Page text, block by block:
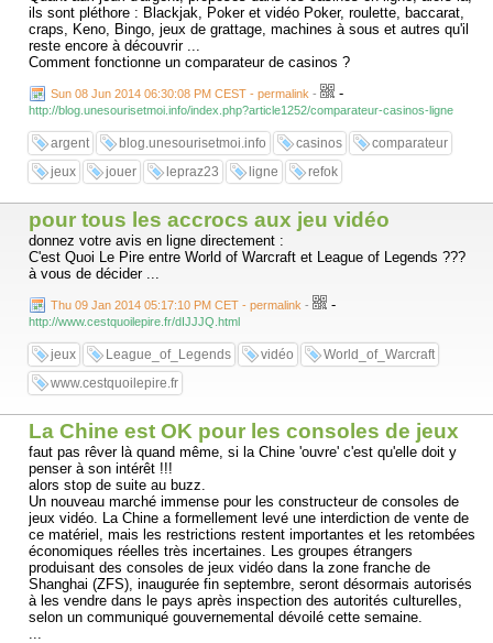
ils sont pléthore : Blackjak, Poker et vidéo Poker, roulette, baccarat,
craps, Keno, Bingo, jeux de grattage, machines à sous et autres qu'il
reste encore à découvrir ...
Comment fonctionne un comparateur de casinos ?
Sun 08 Jun 2014 06:30:08 PM CEST - permalink - -
http://blog.unesourisetmoi.info/index.php?article1252/comparateur-casinos-ligne
argent blog.unesourisetmoi.info casinos
comparateur
jeux
jouer lepraz23 ligne refok
pour tous les accrocs aux jeu vidéo
donnez votre avis en ligne directement :
C'est Quoi Le Pire entre World of Warcraft et League of Legends ???
à vous de décider ...
Thu 09 Jan 2014 05:17:10 PM CET - permalink - -
http://www.cestquoilepire.fr/dIJJJQ.html
jeux League_of_Legends vidéo
World_of_Warcraft
www.cestquoilepire.fr
La Chine est OK pour les consoles de jeux
faut pas rêver là quand même, si la Chine 'ouvre' c'est qu'elle doit y
penser à son intérêt !!!
alors stop de suite au buzz.
Un nouveau marché immense pour les constructeur de consoles de
jeux vidéo. La Chine a formellement levé une interdiction de vente de
ce matériel, mais les restrictions restent importantes et les retombées
économiques réelles très incertaines. Les groupes étrangers
produisant des consoles de jeux vidéo dans la zone franche de
Shanghai (ZFS), inaugurée fin septembre, seront désormais autorisés
à les vendre dans le pays après inspection des autorités culturelles,
selon un communiqué gouvernemental dévoilé cette semaine.
...